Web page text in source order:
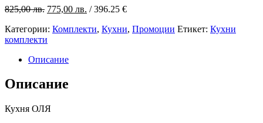
825,00лв. Original
was:
825,00 лв..
775,00 лв. Текущата
е:
/ 396.25 €
Категории: Комплекти, Кухни, Промоции Етикет: Кухни
комплекти
Описание
Описание
Кухня ОЛЯ